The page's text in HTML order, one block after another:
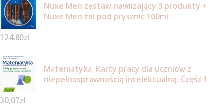
Nuxe Men zestaw nawilżający 3 produkty +
Nuxe Men żel pod prysznic 100ml
124,80zł
Matematyka. Karty pracy dla uczniów z
niepełnosprawnością intelektualną. Część 1
30,07zł